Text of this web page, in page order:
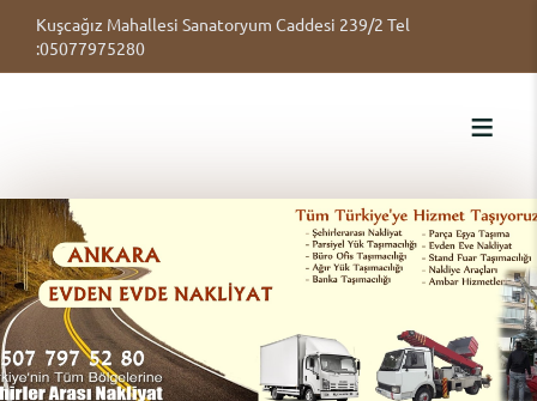
Kuşcağız Mahallesi Sanatoryum Caddesi 239/2 Tel
:05077975280